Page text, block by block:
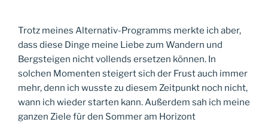
Trotz meines Alternativ-Programms merkte ich aber,
dass diese Dinge meine Liebe zum Wandern und
Bergsteigen nicht vollends ersetzen können. In
solchen Momenten steigert sich der Frust auch immer
mehr, denn ich wusste zu diesem Zeitpunkt noch nicht,
wann ich wieder starten kann. Außerdem sah ich meine
ganzen Ziele für den Sommer am Horizont